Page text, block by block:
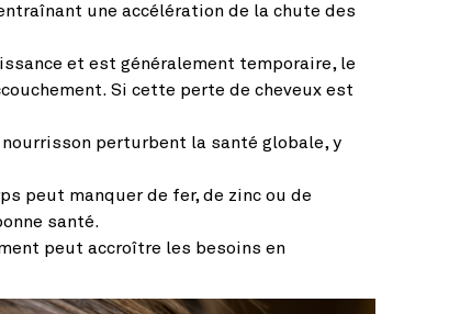
une accélération de la chute des
et est généralement temporaire, le
Si cette perte de cheveux est
perturbent la santé globale, y
peut manquer de fer, de zinc ou de
santé.
peut accroître les besoins en